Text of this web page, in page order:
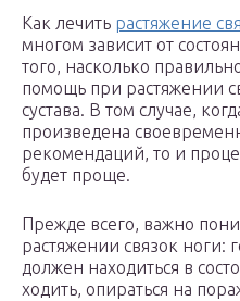
Как лечить растяжение
многом зависит от
того, насколько
помощь при растяжении
сустава. В том случае,
произведена
рекомендаций, то и
будет проще.
Прежде всего, важно
растяжении связок ноги:
должен находиться в
ходить, опираться на